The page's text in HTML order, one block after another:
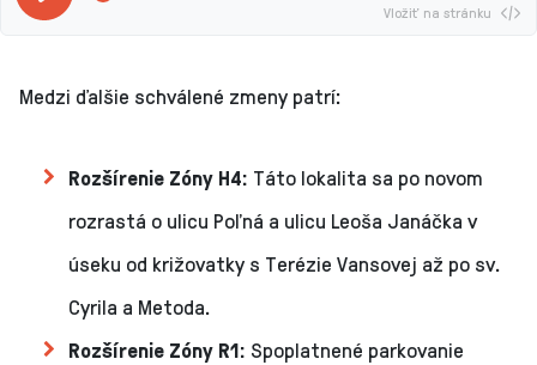
Vložiť na stránku
Medzi ďalšie schválené zmeny patrí:
Rozšírenie Zóny H4: Táto lokalita sa po novom
rozrastá o ulicu Poľná a ulicu Leoša Janáčka v
úseku od križovatky s Terézie Vansovej až po sv.
Cyrila a Metoda.
Rozšírenie Zóny R1: Spoplatnené parkovanie